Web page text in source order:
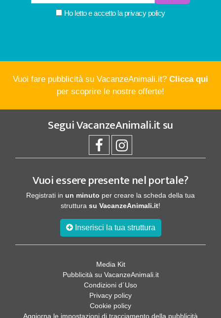
Ho letto e accetto la privacy policy
Vuoi fare pubblicità su VacanzeAnimali.it? Clicca qui
per scoprire le nostre offerte!
SeguiVacanzeAnimali.itsu
Vuoi essere presente nel portale?
Registrati in un minuto per creare la scheda della tua
struttura su VacanzeAnimali.it!
Inserisci la tua struttura
Media Kit
Pubblicità su VacanzeAnimali.it
Condizioni d´Uso
Privacy policy
Cookie policy
Aggiorna le impostazioni di tracciamento della pubblicità